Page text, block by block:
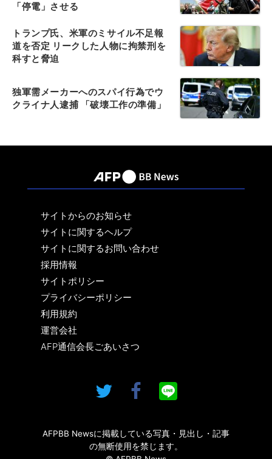
「停電」させる
トランプ氏、米軍のミサイル不足報
道を否定 リークした人物に拘禁刑を
科すと脅迫
独軍需メーカーへのスパイ行為でウ
クライナ人逮捕 「破壊工作の準備」
サイトからのお知らせ
サイトに関するヘルプ
サイトに関するお問い合わせ
採用情報
サイトポリシー
プライバシーポリシー
利用規約
運営会社
AFP通信会長ごあいさつ
AFPBB Newsに掲載している写真・見出し・記事
の無断使用を禁じます。